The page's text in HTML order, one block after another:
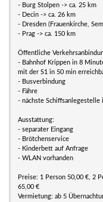
- Burg Stolpen -> ca. 25 km
- Decin -> ca. 26 km
- Dresden (Frauenkirche,
- Prag -> ca. 150 km
Öffentliche
- Bahnhof Krippen in 8
mit der S1 in 50 min
- Busverbindung
- Fähre
- nächste Schiffsanlegestelle
Ausstattung:
- separater Eingang
- Brötchenservice
- Kinderbett auf Anfrage
- WLAN vorhanden
Preise: 1 Person 50,00 €, 2
65,00 €
Vermietung: ab 5